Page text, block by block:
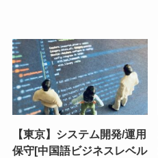
【東京】システム開発/運用
保守[中国語ビジネスレベル